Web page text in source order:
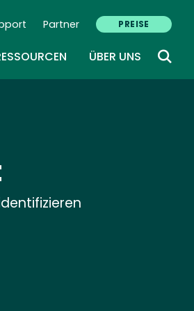
Partner PREISE
ÜBER UNS